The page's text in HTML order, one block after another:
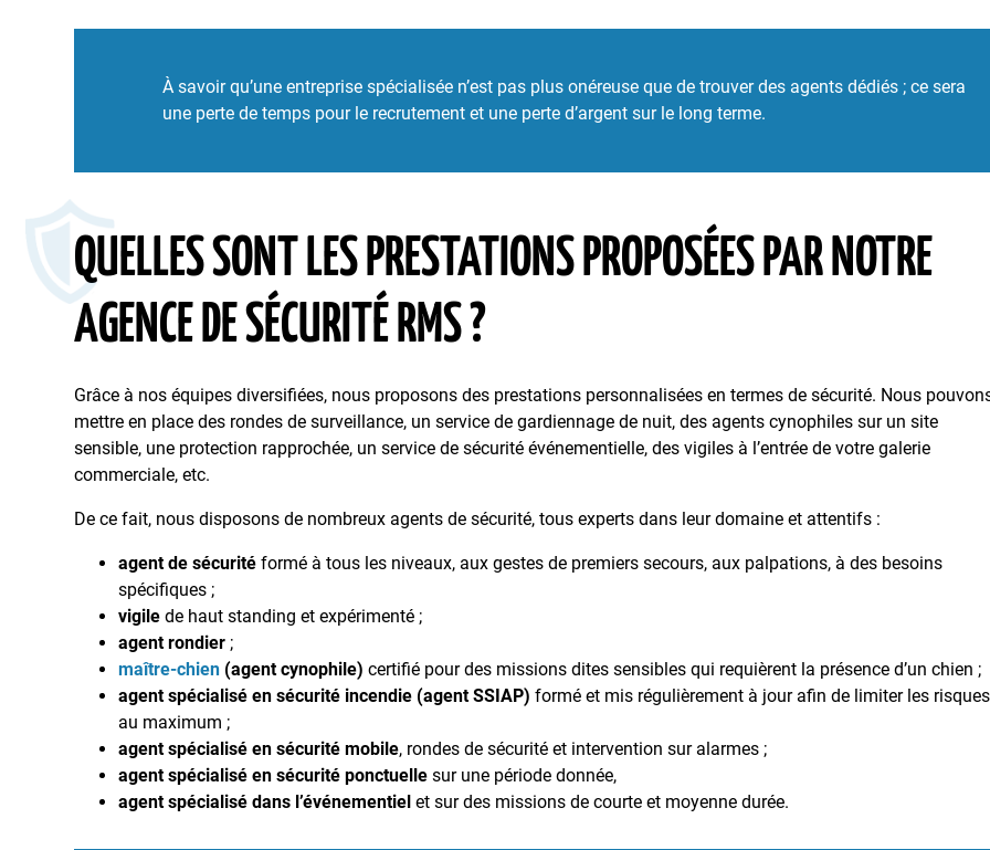
À savoir qu’une entreprise spécialisée n’est pas plus onéreuse que de trouver des agents dédiés ; ce sera
une perte de temps pour le recrutement et une perte d’argent sur le long terme.
QUELLES SONT LES PRESTATIONS PROPOSÉES PAR NOTRE
AGENCE DE SÉCURITÉ RMS ?
Grâce à nos équipes diversifiées, nous proposons des prestations personnalisées en termes de sécurité. Nous
mettre en place des rondes de surveillance, un service de gardiennage de nuit, des agents cynophiles sur un site
sensible, une protection rapprochée, un service de sécurité événementielle, des vigiles à l’entrée de votre galerie
commerciale, etc.
De ce fait, nous disposons de nombreux agents de sécurité, tous experts dans leur domaine et attentifs :
agent de sécurité formé à tous les niveaux, aux gestes de premiers secours, aux palpations, à des besoins
spécifiques ;
vigile de haut standing et expérimenté ;
agent rondier ;
maître-chien (agent cynophile) certifié pour des missions dites sensibles qui requièrent la présence d’un chien ;
agent spécialisé en sécurité incendie (agent SSIAP) formé et mis régulièrement à jour afin de limiter les risques
au maximum ;
agent spécialisé en sécurité mobile, rondes de sécurité et intervention sur alarmes ;
agent spécialisé en sécurité ponctuelle sur une période donnée,
agent spécialisé dans l’événementiel et sur des missions de courte et moyenne durée.